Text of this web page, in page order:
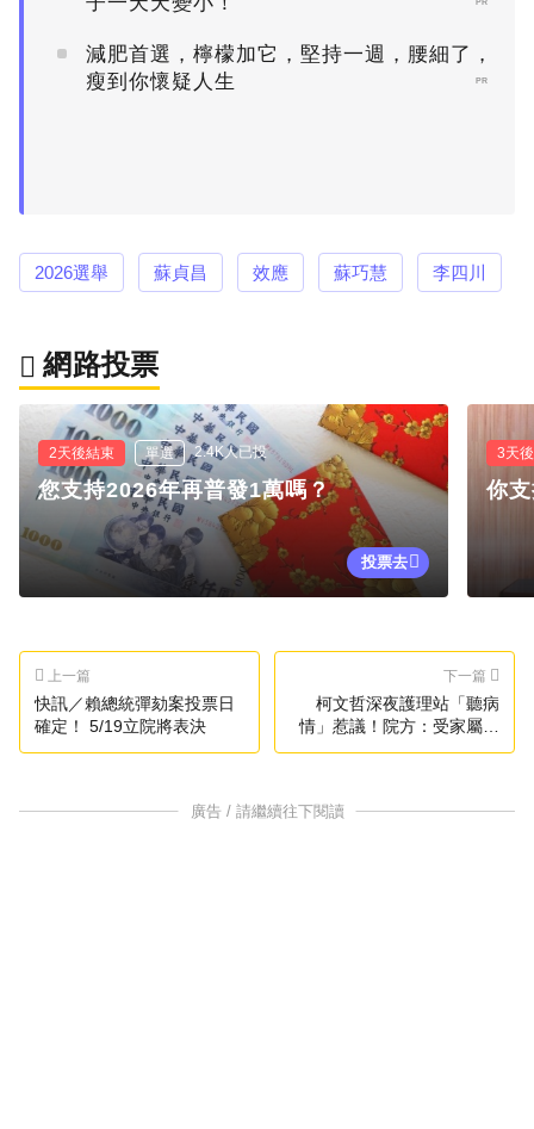
減肥首選，檸檬加它，堅持一週，腰細了，
瘦到你懷疑人生
PR
2026選舉 蘇貞昌 效應 蘇巧慧 李四川
網路投票
2天後結束 單選 2.4K人已投
您支持2026年再普發1萬嗎？
投票去
3天
你
上一篇
快訊／賴總統彈劾案投票日
確定！ 5/19立院將表決
下一篇
柯文哲深夜護理站「聽病
情」惹議！院方：受家屬委
託
廣告 / 請繼續往下閱讀